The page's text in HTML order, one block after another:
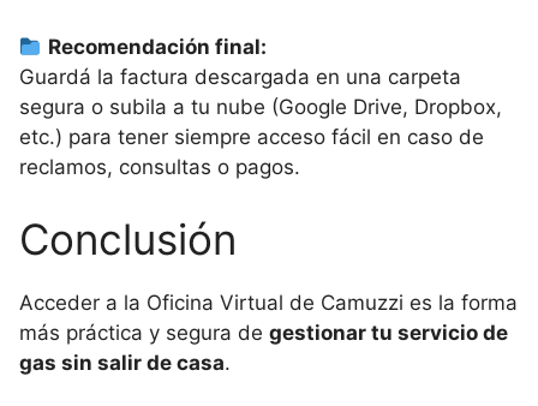
Recomendación final:
Guardá la factura descargada en una carpeta
segura o subila a tu nube (Google Drive, Dropbox,
etc.) para tener siempre acceso fácil en caso de
reclamos, consultas o pagos.
Conclusión
Acceder a la Oficina Virtual de Camuzzi es la forma
más práctica y segura de gestionar tu servicio de
gas sin salir de casa.